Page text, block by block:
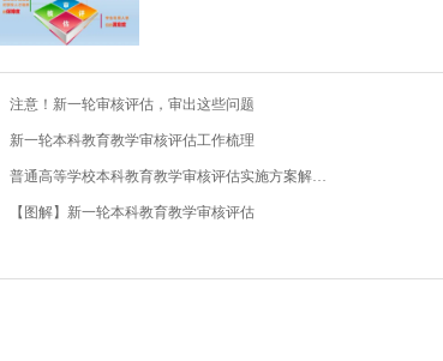
注意！新一轮审核评估，审出这些问题
新一轮本科教育教学审核评估工作梳理
普通高等学校本科教育教学审核评估实施方案解…
【图解】新一轮本科教育教学审核评估